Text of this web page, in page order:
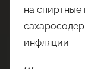
на спиртные
инфляции.